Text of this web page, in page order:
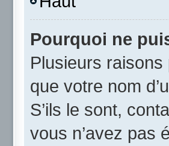
Pourquoi ne
Plusieurs
que votre nom
S’ils le sont,
vous n’avez pas